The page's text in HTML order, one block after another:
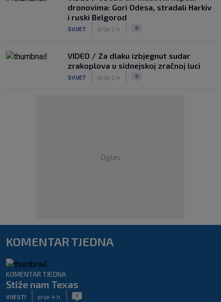
dronovima: Gori Odesa, stradali Harkiv
i ruski Belgorod
SVIJET prije 2 h 0
VIDEO / Za dlaku izbjegnut sudar
zrakoplova u sidnejskoj zračnoj luci
SVIJET prije 2 h 0
Oglas
KOMENTAR TJEDNA
KOMENTAR TJEDNA
Stiže nam Texas
VIJESTI prije 4 h 1